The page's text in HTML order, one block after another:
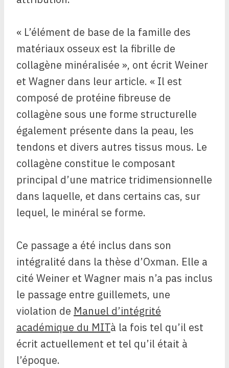
« L’élément de base de la famille des
matériaux osseux est la fibrille de
collagène minéralisée », ont écrit Weiner
et Wagner dans leur article. « Il est
composé de protéine fibreuse de
collagène sous une forme structurelle
également présente dans la peau, les
tendons et divers autres tissus mous. Le
collagène constitue le composant
principal d’une matrice tridimensionnelle
dans laquelle, et dans certains cas, sur
lequel, le minéral se forme.
Ce passage a été inclus dans son
intégralité dans la thèse d’Oxman. Elle a
cité Weiner et Wagner mais n’a pas inclus
le passage entre guillemets, une
violation de Manuel d’intégrité
académique du MITà la fois tel qu’il est
écrit actuellement et tel qu’il était à
l’époque.